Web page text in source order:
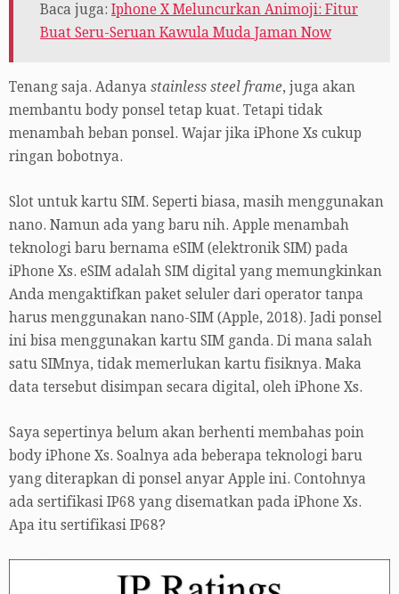
Baca juga: Iphone X Meluncurkan Animoji: Fitur
Buat Seru-Seruan Kawula Muda Jaman Now
Tenang saja. Adanya stainless steel frame, juga akan
membantu body ponsel tetap kuat. Tetapi tidak
menambah beban ponsel. Wajar jika iPhone Xs cukup
ringan bobotnya.
Slot untuk kartu SIM. Seperti biasa, masih menggunakan
nano. Namun ada yang baru nih. Apple menambah
teknologi baru bernama eSIM (elektronik SIM) pada
iPhone Xs. eSIM adalah SIM digital yang memungkinkan
Anda mengaktifkan paket seluler dari operator tanpa
harus menggunakan nano-SIM (Apple, 2018). Jadi ponsel
ini bisa menggunakan kartu SIM ganda. Di mana salah
satu SIMnya, tidak memerlukan kartu fisiknya. Maka
data tersebut disimpan secara digital, oleh iPhone Xs.
Saya sepertinya belum akan berhenti membahas poin
body iPhone Xs. Soalnya ada beberapa teknologi baru
yang diterapkan di ponsel anyar Apple ini. Contohnya
ada sertifikasi IP68 yang disematkan pada iPhone Xs.
Apa itu sertifikasi IP68?